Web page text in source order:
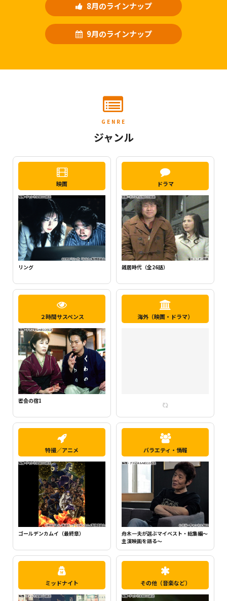
8月のラインナップ
9月のラインナップ
GENRE
ジャンル
映画
らせん
ドラマ
新・ミナミの帝王1（千原ジュニア主
２時間サスペンス
密会の宿2
海外（映画・ドラマ）
特撮／アニメ
ちいかわ（シーズン1）（全120話）
バラエティ・情報
町中華で飲ろうぜ
ミッドナイト その他（音楽など）